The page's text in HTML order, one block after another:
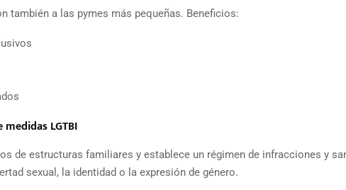
también a las pymes más pequeñas. Beneficios:
LGTBI
de estructuras familiares y establece un régimen de infracciones y
sexual, la identidad o la expresión de género.